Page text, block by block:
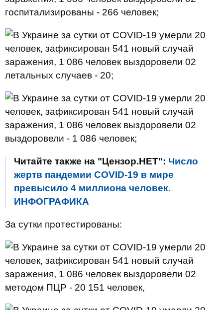
госпитализированы - 266 человек;
летальных случаев - 20;
выздоровели - 1 086 человек;
Читайте также на "Цензор.НЕТ": Число
жертв пандемии COVID-19 в мире
превысило 4 миллиона человек.
ИНФОГРАФИКА
За сутки протестированы:
методом ПЦР - 20 151 человек,